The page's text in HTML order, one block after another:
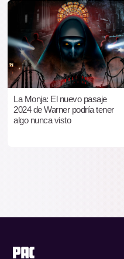
La Monja: El nuevo pasaje
2024 de Warner podría tener
algo nunca visto